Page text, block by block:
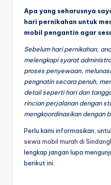
Apa yang seharusnya
hari pernikahan untuk
mobil pengantin agar
Sebelum hari pernikahan,
melengkapi syarat
proses penyewaan,
pengnatin secara penuh,
detail seperti hari dan
rincian perjalanan dengan
mengkoordinasikan dengan
Perlu kami informasikan,
sewa mobil murah di
lengkap jangan lupa
berikut ini.